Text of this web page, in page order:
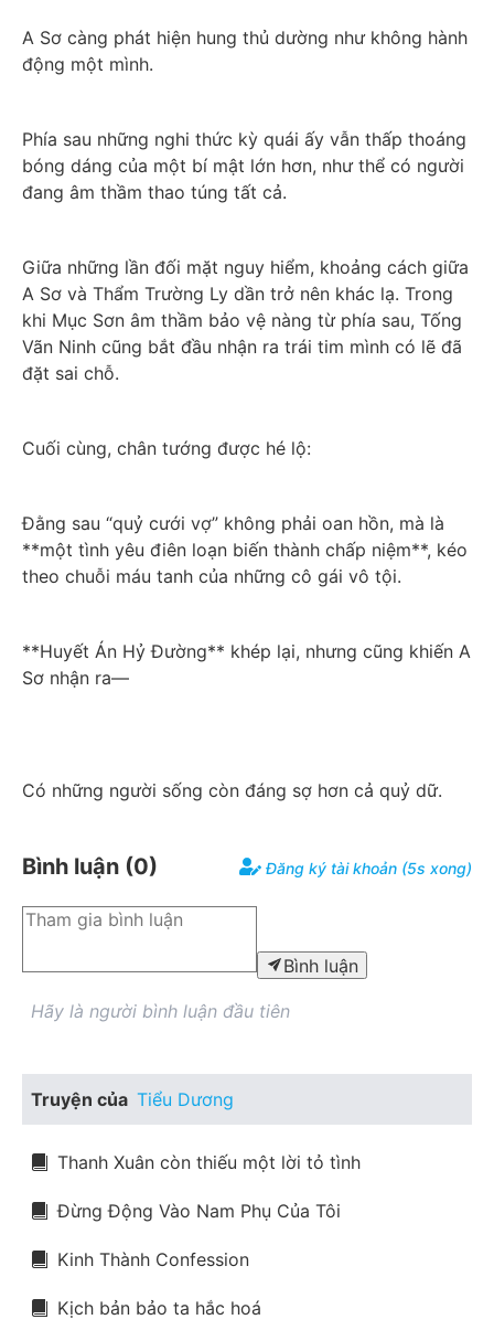
A Sơ càng phát hiện hung thủ dường như không hành
động một mình.
Phía sau những nghi thức kỳ quái ấy vẫn thấp thoáng
bóng dáng của một bí mật lớn hơn, như thể có người
đang âm thầm thao túng tất cả.
Giữa những lần đối mặt nguy hiểm, khoảng cách giữa
A Sơ và Thẩm Trường Ly dần trở nên khác lạ. Trong
khi Mục Sơn âm thầm bảo vệ nàng từ phía sau, Tống
Vãn Ninh cũng bắt đầu nhận ra trái tim mình có lẽ đã
đặt sai chỗ.
Cuối cùng, chân tướng được hé lộ:
Đằng sau “quỷ cưới vợ” không phải oan hồn, mà là
**một tình yêu điên loạn biến thành chấp niệm**, kéo
theo chuỗi máu tanh của những cô gái vô tội.
**Huyết Án Hỷ Đường** khép lại, nhưng cũng khiến A
Sơ nhận ra—
Có những người sống còn đáng sợ hơn cả quỷ dữ.
Bình luận (0) Đăng ký tài khoản (5s xong)
Bình luận
Hãy là người bình luận đầu tiên
Truyện của Tiểu Dương
Thanh Xuân còn thiếu một lời tỏ tình
Đừng Động Vào Nam Phụ Của Tôi
Kinh Thành Confession
Kịch bản bảo ta hắc hoá